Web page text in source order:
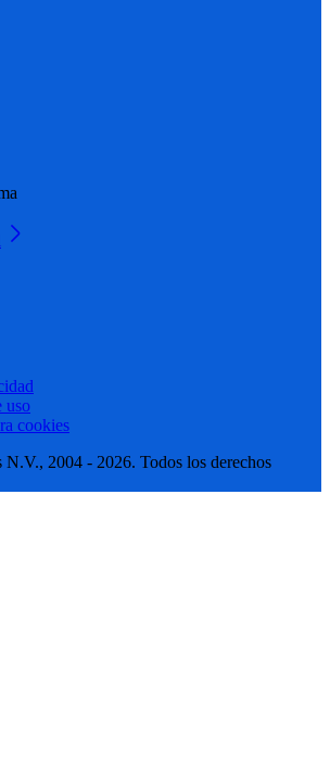
uso
cookies
2004 - 2026. Todos los derechos